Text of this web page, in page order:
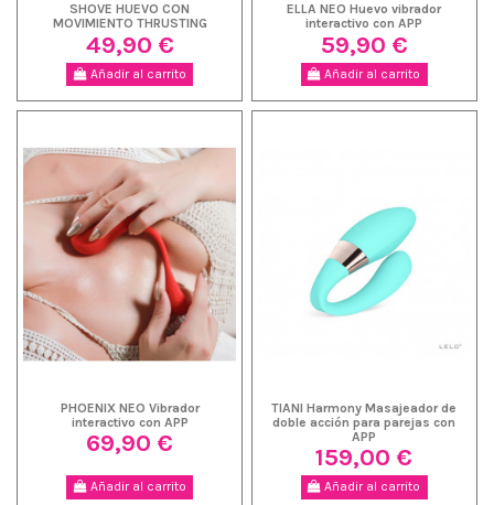
SHOVE HUEVO CON
MOVIMIENTO THRUSTING
49,90 €
Añadir al carrito
ELLA NEO Huevo vibrador
interactivo con APP
59,90 €
Añadir al carrito
PHOENIX NEO Vibrador
interactivo con APP
69,90 €
Añadir al carrito
TIANI Harmony Masajeador de
doble acción para parejas con
APP
159,00 €
Añadir al carrito